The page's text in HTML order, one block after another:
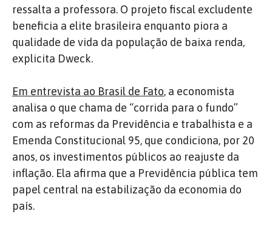
ressalta a professora. O projeto fiscal excludente
beneficia a elite brasileira enquanto piora a
qualidade de vida da população de baixa renda,
explicita Dweck.
Em entrevista ao Brasil de Fato, a economista
analisa o que chama de “corrida para o fundo”
com as reformas da Previdência e trabalhista e a
Emenda Constitucional 95, que condiciona, por 20
anos, os investimentos públicos ao reajuste da
inflação. Ela afirma que a Previdência pública tem
papel central na estabilização da economia do
país.